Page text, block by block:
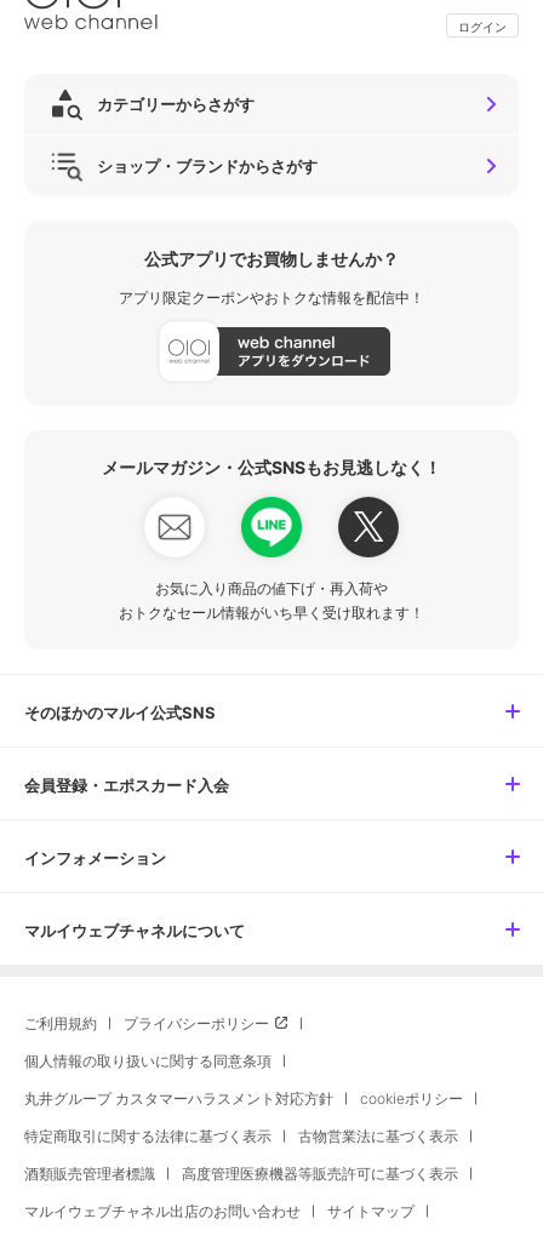
ログイン
カテゴリーからさがす
ショップ・ブランドからさがす
公式アプリでお買物しませんか？
アプリ限定クーポンやおトクな情報を配信中！
メールマガジン・公式SNSもお見逃しなく！
お気に入り商品の値下げ・再入荷や
おトクなセール情報がいち早く受け取れます！
そのほかのマルイ公式SNS
会員登録・エポスカード入会
インフォメーション
マルイウェブチャネルについて
ご利用規約 プライバシーポリシー
個人情報の取り扱いに関する同意条項
丸井グループ カスタマーハラスメント対応方針 cookieポリシー
特定商取引に関する法律に基づく表示 古物営業法に基づく表示
酒類販売管理者標識 高度管理医療機器等販売許可に基づく表示
マルイウェブチャネル出店のお問い合わせ サイトマップ